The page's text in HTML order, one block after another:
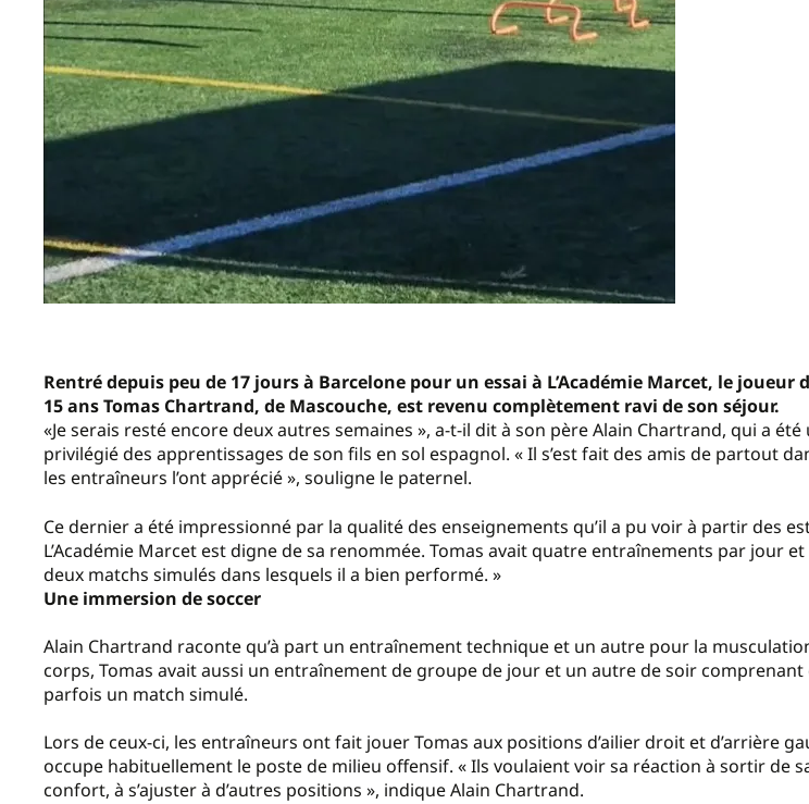
Rentré depuis peu de 17 jours à Barcelone pour un essai à L’Académie Marcet, le joueur
15 ans Tomas Chartrand, de Mascouche, est revenu complètement ravi de son séjour.
«Je serais resté encore deux autres semaines », a-t-il dit à son père Alain Chartrand, qui a
privilégié des apprentissages de son fils en sol espagnol. « Il s’est fait des amis de partout
les entraîneurs l’ont apprécié », souligne le paternel.
Ce dernier a été impressionné par la qualité des enseignements qu’il a pu voir à partir des
L’Académie Marcet est digne de sa renommée. Tomas avait quatre entraînements par jour
deux matchs simulés dans lesquels il a bien performé. »
Une immersion de soccer
Alain Chartrand raconte qu’à part un entraînement technique et un autre pour la
corps, Tomas avait aussi un entraînement de groupe de jour et un autre de soir comprenant
parfois un match simulé.
Lors de ceux-ci, les entraîneurs ont fait jouer Tomas aux positions d’ailier droit et d’arrière
occupe habituellement le poste de milieu offensif. « Ils voulaient voir sa réaction à sortir de
confort, à s’ajuster à d’autres positions », indique Alain Chartrand.